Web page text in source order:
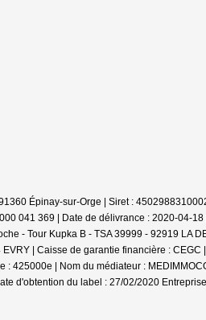
Épinay-sur-Orge | Siret :
041 369 | Date de délivrance : 2020-04-18
- Tour Kupka B - TSA 39999 - 92919 LA
| Caisse de garantie financière : CEGC
425000e | Nom du médiateur :
d'obtention du label : 27/02/2020